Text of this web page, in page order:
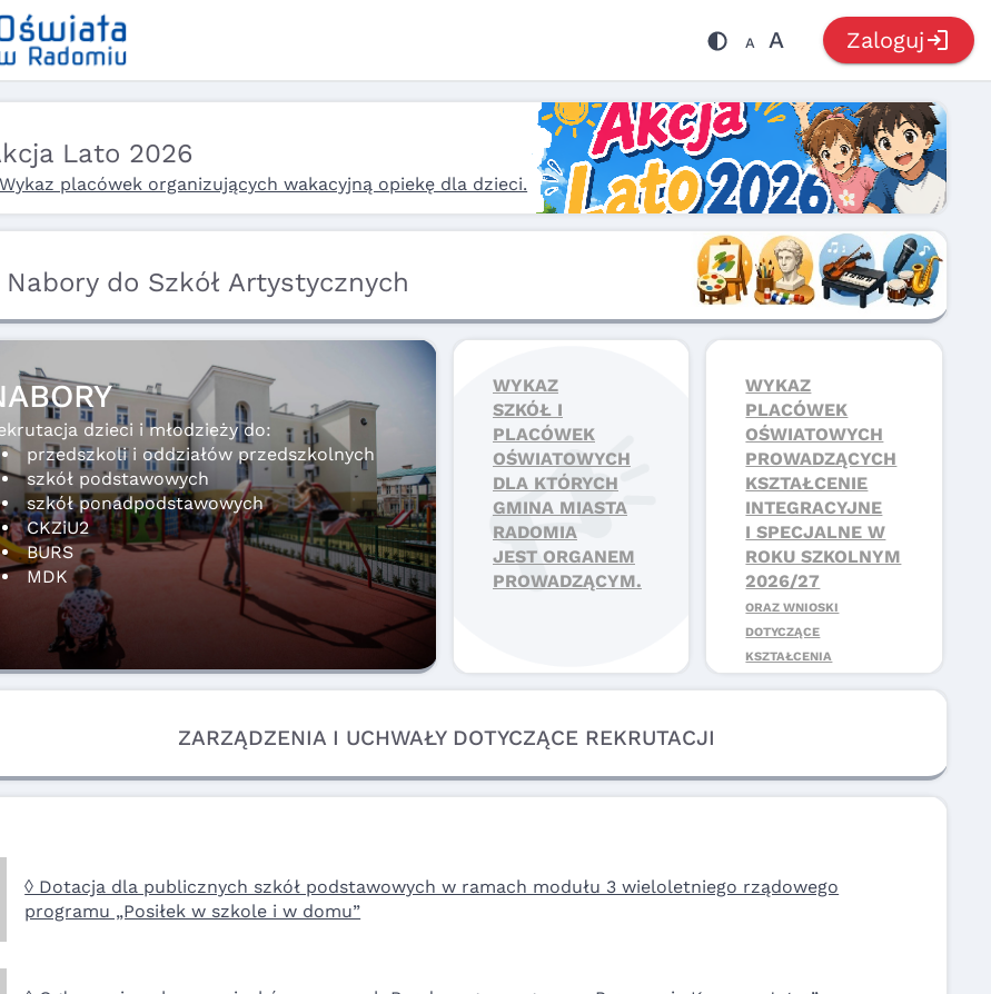
A A Zalogujlogin
Lato 2026
placówek organizujących wakacyjną opiekę dla dzieci.
Nabory do Szkół Artystycznych
dzieci i młodzieży do:
przedszkoli i oddziałów przedszkolnych
szkół podstawowych
szkół ponadpodstawowych
CKZiU2
BURS
MDK
WYKAZ
SZKÓŁ I
PLACÓWEK
OŚWIATOWYCH
DLA KTÓRYCH
GMINA MIASTA
RADOMIA
JEST ORGANEM
PROWADZĄCYM.
WYKAZ
PLACÓWEK
OŚWIATOWYCH
PROWADZĄCYCH
KSZTAŁCENIE
INTEGRACYJNE
I SPECJALNE W
ROKU SZKOLNYM
2026/27
ORAZ WNIOSKI
DOTYCZĄCE
KSZTAŁCENIA
ZARZĄDZENIA I UCHWAŁY DOTYCZĄCE REKRUTACJI
◊ Dotacja dla publicznych szkół podstawowych w ramach modułu 3 wieloletniego rządowego
programu „Posiłek w szkole i w domu”